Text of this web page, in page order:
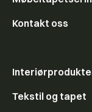
Kontakt oss
Tekstil og tapet